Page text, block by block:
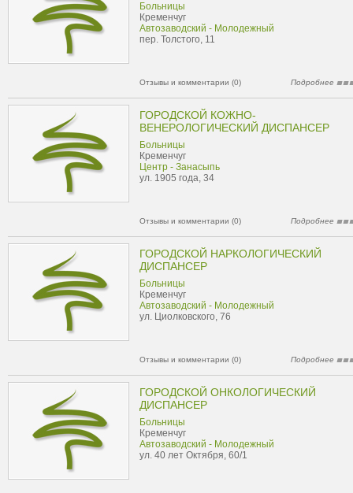
Больницы
Кременчуг
Автозаводский - Молодежный
пер. Толстого, 11
Отзывы и комментарии (0) Подробнее
ГОРОДСКОЙ КОЖНО-
ВЕНЕРОЛОГИЧЕСКИЙ ДИСПАНСЕР
Больницы
Кременчуг
Центр - Занасыпь
ул. 1905 года, 34
Отзывы и комментарии (0) Подробнее
ГОРОДСКОЙ НАРКОЛОГИЧЕСКИЙ
ДИСПАНСЕР
Больницы
Кременчуг
Автозаводский - Молодежный
ул. Циолковского, 76
Отзывы и комментарии (0) Подробнее
ГОРОДСКОЙ ОНКОЛОГИЧЕСКИЙ
ДИСПАНСЕР
Больницы
Кременчуг
Автозаводский - Молодежный
ул. 40 лет Октября, 60/1